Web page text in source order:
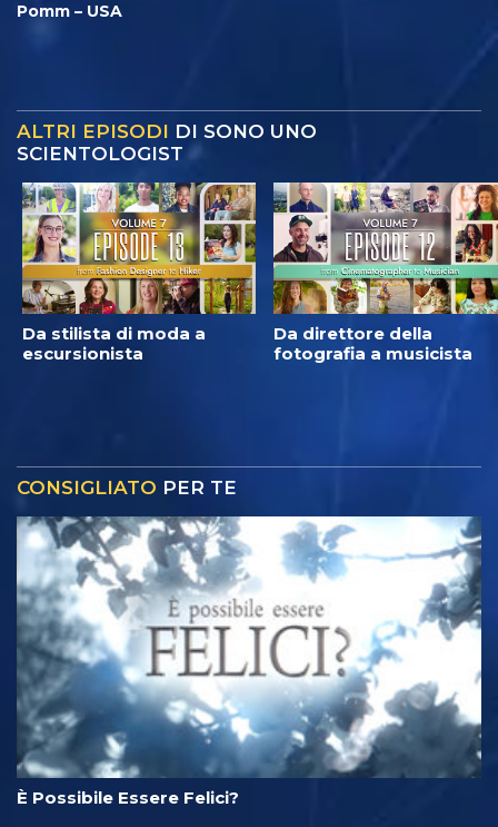
Pomm – USA
ALTRI EPISODI DI SONO UNO
SCIENTOLOGIST
Da stilista di moda a
escursionista
Da direttore della
fotografia a musicista
CONSIGLIATO PER TE
È Possibile Essere Felici?